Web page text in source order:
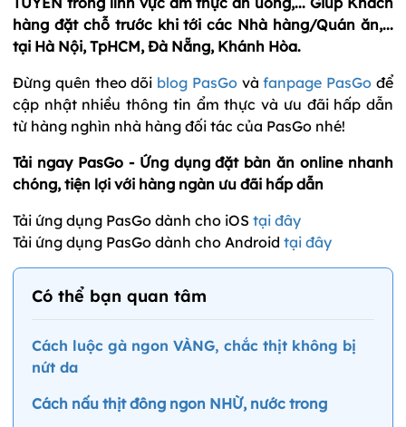
hàng đặt chỗ trước khi tới các Nhà hàng/Quán ăn,...
tại Hà Nội, TpHCM, Đà Nẵng, Khánh Hòa.
Đừng quên theo dõi blog PasGovàfanpage PasGo để
cập nhật nhiều thông tin ẩm thực và ưu đãi hấp dẫn
từ hàng nghìn nhà hàng đối tác của PasGo nhé!
Tải ngay PasGo - Ứng dụng đặt bàn ăn online nhanh
chóng, tiện lợi với hàng ngàn ưu đãi hấp dẫn
Tải ứng dụng PasGo dành cho iOS tại đây
Tải ứng dụng PasGo dành cho Android tại đây
Có thể bạn quan tâm
Cách luộc gà ngon VÀNG, chắc thịt không bị
nứt da
Cách nấu thịt đông ngon NHỪ, nước trong